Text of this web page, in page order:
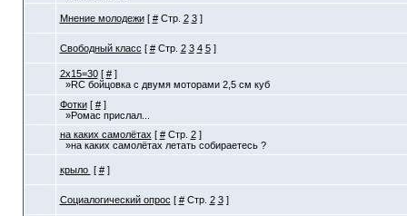
Мнение молодежи[ #Стр. 2 3]
Свободный класс [ #Стр. 2 3 4 5]
2х15=30[ #]
»RC бойцовка с двумя моторами 2,5 см куб
Фотки[ #]
»Ромас прислал...
на каких самолётах [ #Стр. 2]
»на каких самолётах летать собираетесь ?
крыло [ #]
Социалогический опрос [ #Стр. 2 3]